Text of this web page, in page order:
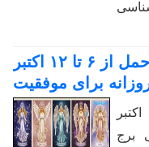
عددهای شانس برج حمل از ۶ تا ۱۲ اکتبر
عددهای شانس برج حمل از ۶ تا ۱۲ اکتبر
برج